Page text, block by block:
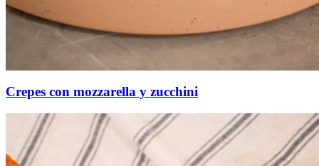
Crepes con mozzarella y zucchini